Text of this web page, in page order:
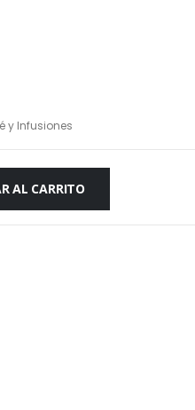
y Infusiones
AL CARRITO